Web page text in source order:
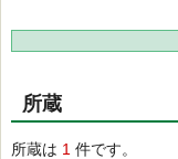
所蔵
所蔵は 1 件です。